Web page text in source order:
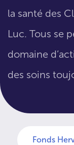
la santé des
Luc. Tous se
domaine
des soins
Fonds